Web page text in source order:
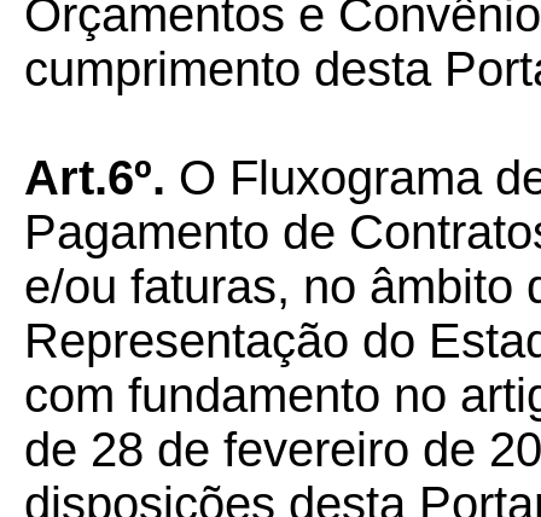
Orçamentos e
cumprimento desta
Art.6º. O Fluxograma
Pagamento de
e/ou faturas, no âmbito
Representação do
com fundamento no
de 28 de fevereiro de
disposições desta